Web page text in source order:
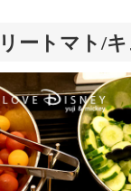
ートマト/キ